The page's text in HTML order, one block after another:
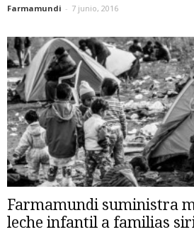
Farmamundi - 7 junio, 2016
Farmamundi suministra
leche infantil a familias